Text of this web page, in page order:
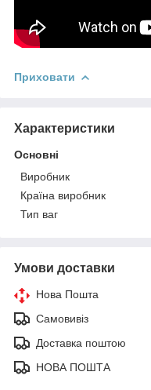
Приховати
Характеристики
Основні
Виробник
Країна виробник
Тип ваг
Умови доставки
Нова Пошта
Самовивіз
Доставка поштою
НОВА ПОШТА